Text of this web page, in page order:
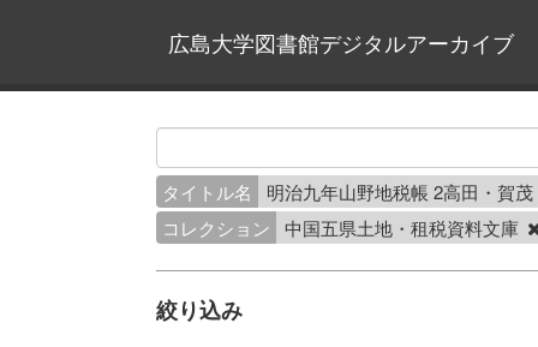
広島大学図書館デジタルアーカイブ
タイトル名
明治九年山野地税帳 2高田・賀
コレクション
中国五県土地・租税資料文庫
絞り込み